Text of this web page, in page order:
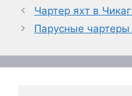
Чартер яхт в
Парусные чартеры